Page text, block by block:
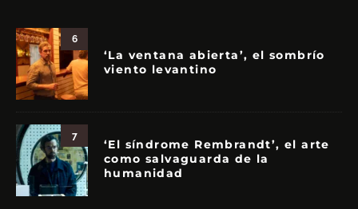
6
‘La ventana abierta’, el sombrío
viento levantino
7
‘El síndrome Rembrandt’, el arte
como salvaguarda de la
humanidad